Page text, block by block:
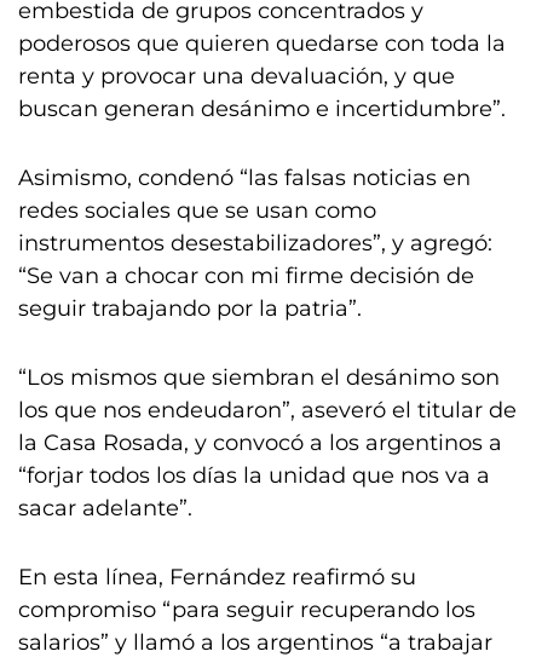
embestida de grupos concentrados y
poderosos que quieren quedarse con toda la
renta y provocar una devaluación, y que
buscan generan desánimo e incertidumbre”.
Asimismo, condenó “las falsas noticias en
redes sociales que se usan como
instrumentos desestabilizadores”, y agregó:
“Se van a chocar con mi firme decisión de
seguir trabajando por la patria”.
“Los mismos que siembran el desánimo son
los que nos endeudaron”, aseveró el titular de
la Casa Rosada, y convocó a los argentinos a
“forjar todos los días la unidad que nos va a
sacar adelante”.
En esta línea, Fernández reafirmó su
compromiso “para seguir recuperando los
salarios” y llamó a los argentinos “a trabajar